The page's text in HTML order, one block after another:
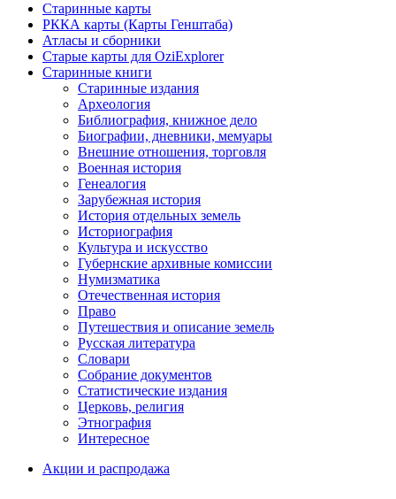
Старинные карты
РККА карты (Карты Генштаба)
Атласы и сборники
Старые карты для OziExplorer
Старинные книги
Старинные издания
Археология
Библиография, книжное дело
Биографии, дневники, мемуары
Внешние отношения, торговля
Военная история
Генеалогия
Зарубежная история
История отдельных земель
Историография
Культура и искусство
Губернские архивные комиссии
Нумизматика
Отечественная история
Право
Путешествия и описание земель
Русская литература
Словари
Собрание документов
Статистические издания
Церковь, религия
Этнография
Интересное
Акции и распродажа